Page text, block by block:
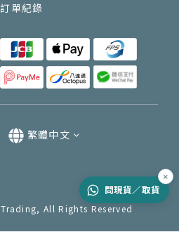
訂單紀錄
繁體中文
All Rights Reserved
問現貨／取貨
×